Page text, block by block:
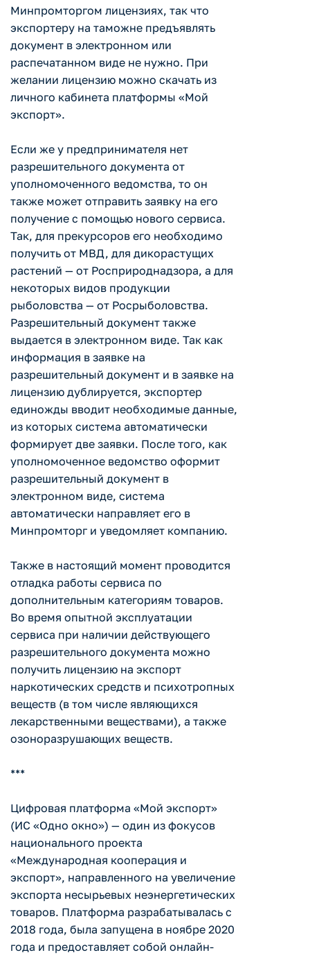
Минпромторгом лицензиях, так что
экспортеру на таможне предъявлять
документ в электронном или
распечатанном виде не нужно. При
желании лицензию можно скачать из
личного кабинета платформы «Мой
экспорт».
Если же у предпринимателя нет
разрешительного документа от
уполномоченного ведомства, то он
также может отправить заявку на его
получение с помощью нового сервиса.
Так, для прекурсоров его необходимо
получить от МВД, для дикорастущих
растений — от Росприроднадзора, а для
некоторых видов продукции
рыболовства — от Росрыболовства.
Разрешительный документ также
выдается в электронном виде. Так как
информация в заявке на
разрешительный документ и в заявке на
лицензию дублируется, экспортер
единожды вводит необходимые данные,
из которых система автоматически
формирует две заявки. После того, как
уполномоченное ведомство оформит
разрешительный документ в
электронном виде, система
автоматически направляет его в
Минпромторг и уведомляет компанию.
Также в настоящий момент проводится
отладка работы сервиса по
дополнительным категориям товаров.
Во время опытной эксплуатации
сервиса при наличии действующего
разрешительного документа можно
получить лицензию на экспорт
наркотических средств и психотропных
веществ (в том числе являющихся
лекарственными веществами), а также
озоноразрушающих веществ.
***
Цифровая платформа «Мой экспорт»
(ИС «Одно окно») — один из фокусов
национального проекта
«Международная кооперация и
экспорт», направленного на увеличение
экспорта несырьевых неэнергетических
товаров. Платформа разрабатывалась с
2018 года, была запущена в ноябре 2020
года и предоставляет собой онлайн-